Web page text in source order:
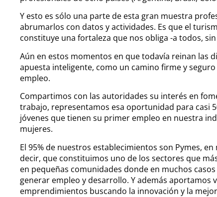
Y esto es sólo una parte de esta gran muestra
abrumarlos con datos y actividades. Es que el
constituye una fortaleza que nos obliga -a todos,
Aún en estos momentos en que todavía reinan las
apuesta inteligente, como un camino firme y
empleo.
Compartimos con las autoridades su interés en
trabajo, representamos esa oportunidad para casi
jóvenes que tienen su primer empleo en nuestra
mujeres.
El 95% de nuestros establecimientos son Pymes,
decir, que constituimos uno de los sectores que
en pequeñas comunidades donde en muchos
generar empleo y desarrollo. Y además aportamos
emprendimientos buscando la innovación y la